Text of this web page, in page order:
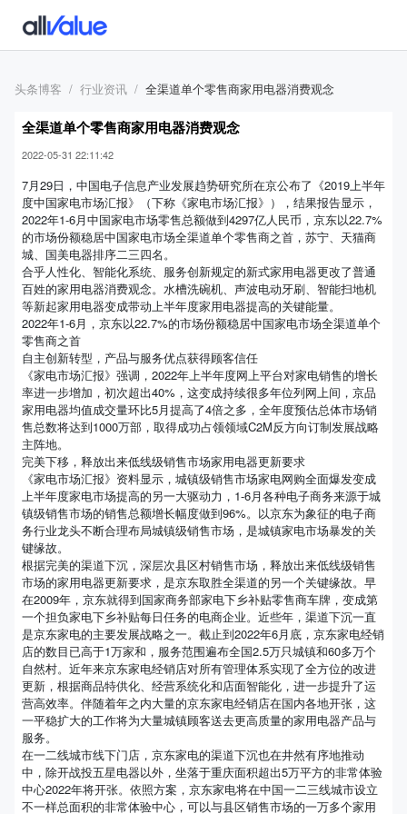
头条博客 行业资讯 全渠道单个零售商家用电器消费观念
全渠道单个零售商家用电器消费观念
2022-05-31 22:11:42
7月29日，中国电子信息产业发展趋势研究所在京公布了《2019上半年
度中国家电市场汇报》（下称《家电市场汇报》），结果报告显示，
2022年1-6月中国家电市场零售总额做到4297亿人民币，京东以22.7%
的市场份额稳居中国家电市场全渠道单个零售商之首，苏宁、天猫商
城、国美电器排序二三四名。
合乎人性化、智能化系统、服务创新规定的新式家用电器更改了普通
百姓的家用电器消费观念。水槽洗碗机、声波电动牙刷、智能扫地机
等新起家用电器变成带动上半年度家用电器提高的关键能量。
2022年1-6月，京东以22.7%的市场份额稳居中国家电市场全渠道单个
零售商之首
自主创新转型，产品与服务优点获得顾客信任
《家电市场汇报》强调，2022年上半年度网上平台对家电销售的增长
率进一步增加，初次超出40%，这变成持续很多年位列网上间，京品
家用电器均值成交量环比5月提高了4倍之多，全年度预估总体市场销
售总数将达到1000万部，取得成功占领领域C2M反方向订制发展战略
主阵地。
完美下移，释放出来低线级销售市场家用电器更新要求
《家电市场汇报》资料显示，城镇级销售市场家电网购全面爆发变成
上半年度家电市场提高的另一大驱动力，1-6月各种电子商务来源于城
镇级销售市场的销售总额增长幅度做到96%。以京东为象征的电子商
务行业龙头不断合理布局城镇级销售市场，是城镇家电市场暴发的关
键缘故。
根据完美的渠道下沉，深层次县区村销售市场，释放出来低线级销售
市场的家用电器更新要求，是京东取胜全渠道的另一个关键缘故。早
在2009年，京东就得到国家商务部家电下乡补贴零售商车牌，变成第
一个担负家电下乡补贴每日任务的电商企业。近些年，渠道下沉一直
是京东家电的主要发展战略之一。截止到2022年6月底，京东家电经销
店的数目已高于1万家和，服务范围遍布全国2.5万只城镇和60多万个
自然村。近年来京东家电经销店对所有管理体系实现了全方位的改进
更新，根据商品特供化、经营系统化和店面智能化，进一步提升了运
营高效率。伴随着年之内大量的京东家电经销店在国内各地开张，这
一平稳扩大的工作将为大量城镇顾客送去更高质量的家用电器产品与
服务。
在一二线城市线下门店，京东家电的渠道下沉也在井然有序地推动
中，除开战投五星电器以外，坐落于重庆面积超出5万平方的非常体验
中心2022年将开张。依照方案，京东家电将在中国一二三线城市设立
不一样总面积的非常体验中心，可以与县区销售市场的一万多个家用